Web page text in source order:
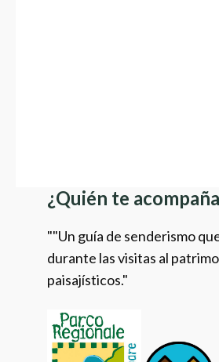
¿Quién te
""Un guía de senderismo
durante las visitas al
paisajísticos."